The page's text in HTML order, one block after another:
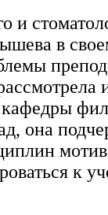
и
в
кафедры
она
к